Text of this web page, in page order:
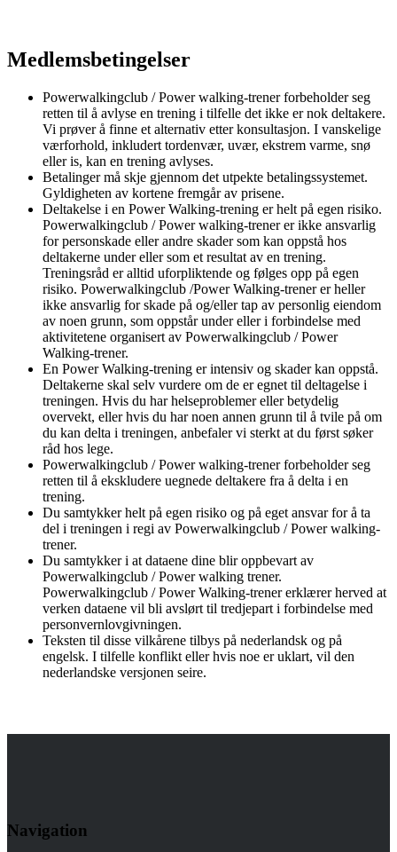
Medlemsbetingelser
Powerwalkingclub / Power walking-trener forbeholder seg
retten til å avlyse en trening i tilfelle det ikke er nok deltakere.
Vi prøver å finne et alternativ etter konsultasjon. I vanskelige
værforhold, inkludert tordenvær, uvær, ekstrem varme, snø
eller is, kan en trening avlyses.
Betalinger må skje gjennom det utpekte betalingssystemet.
Gyldigheten av kortene fremgår av prisene.
Deltakelse i en Power Walking-trening er helt på egen risiko.
Powerwalkingclub / Power walking-trener er ikke ansvarlig
for personskade eller andre skader som kan oppstå hos
deltakerne under eller som et resultat av en trening.
Treningsråd er alltid uforpliktende og følges opp på egen
risiko. Powerwalkingclub /Power Walking-trener er heller
ikke ansvarlig for skade på og/eller tap av personlig eiendom
av noen grunn, som oppstår under eller i forbindelse med
aktivitetene organisert av Powerwalkingclub / Power
Walking-trener.
En Power Walking-trening er intensiv og skader kan oppstå.
Deltakerne skal selv vurdere om de er egnet til deltagelse i
treningen. Hvis du har helseproblemer eller betydelig
overvekt, eller hvis du har noen annen grunn til å tvile på om
du kan delta i treningen, anbefaler vi sterkt at du først søker
råd hos lege.
Powerwalkingclub / Power walking-trener forbeholder seg
retten til å ekskludere uegnede deltakere fra å delta i en
trening.
Du samtykker helt på egen risiko og på eget ansvar for å ta
del i treningen i regi av Powerwalkingclub / Power walking-
trener.
Du samtykker i at dataene dine blir oppbevart av
Powerwalkingclub / Power walking trener.
Powerwalkingclub / Power Walking-trener erklærer herved at
verken dataene vil bli avslørt til tredjepart i forbindelse med
personvernlovgivningen.
Teksten til disse vilkårene tilbys på nederlandsk og på
engelsk. I tilfelle konflikt eller hvis noe er uklart, vil den
nederlandske versjonen seire.
Navigation